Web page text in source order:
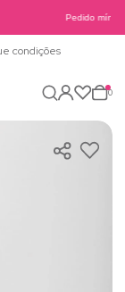
Pedido
condições
0